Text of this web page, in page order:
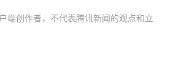
端创作者，不代表腾讯新闻的观点和立